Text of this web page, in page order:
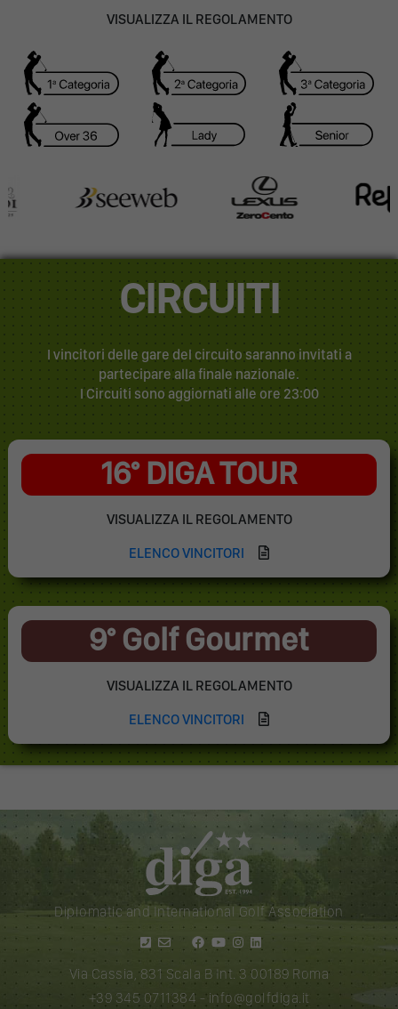
VISUALIZZA IL REGOLAMENTO
CIRCUITI
I vincitori delle gare del circuito saranno invitati a
partecipare alla finale nazionale.
I Circuiti sono aggiornati alle ore 23:00
16° DIGA TOUR
VISUALIZZA IL REGOLAMENTO
ELENCO VINCITORI
9° Golf Gourmet
VISUALIZZA IL REGOLAMENTO
ELENCO VINCITORI
Diplomatic and International Golf Association
Via Cassia, 831 Scala B Int. 3 00189 Roma
+39 345 0711384 -info@golfdiga.it